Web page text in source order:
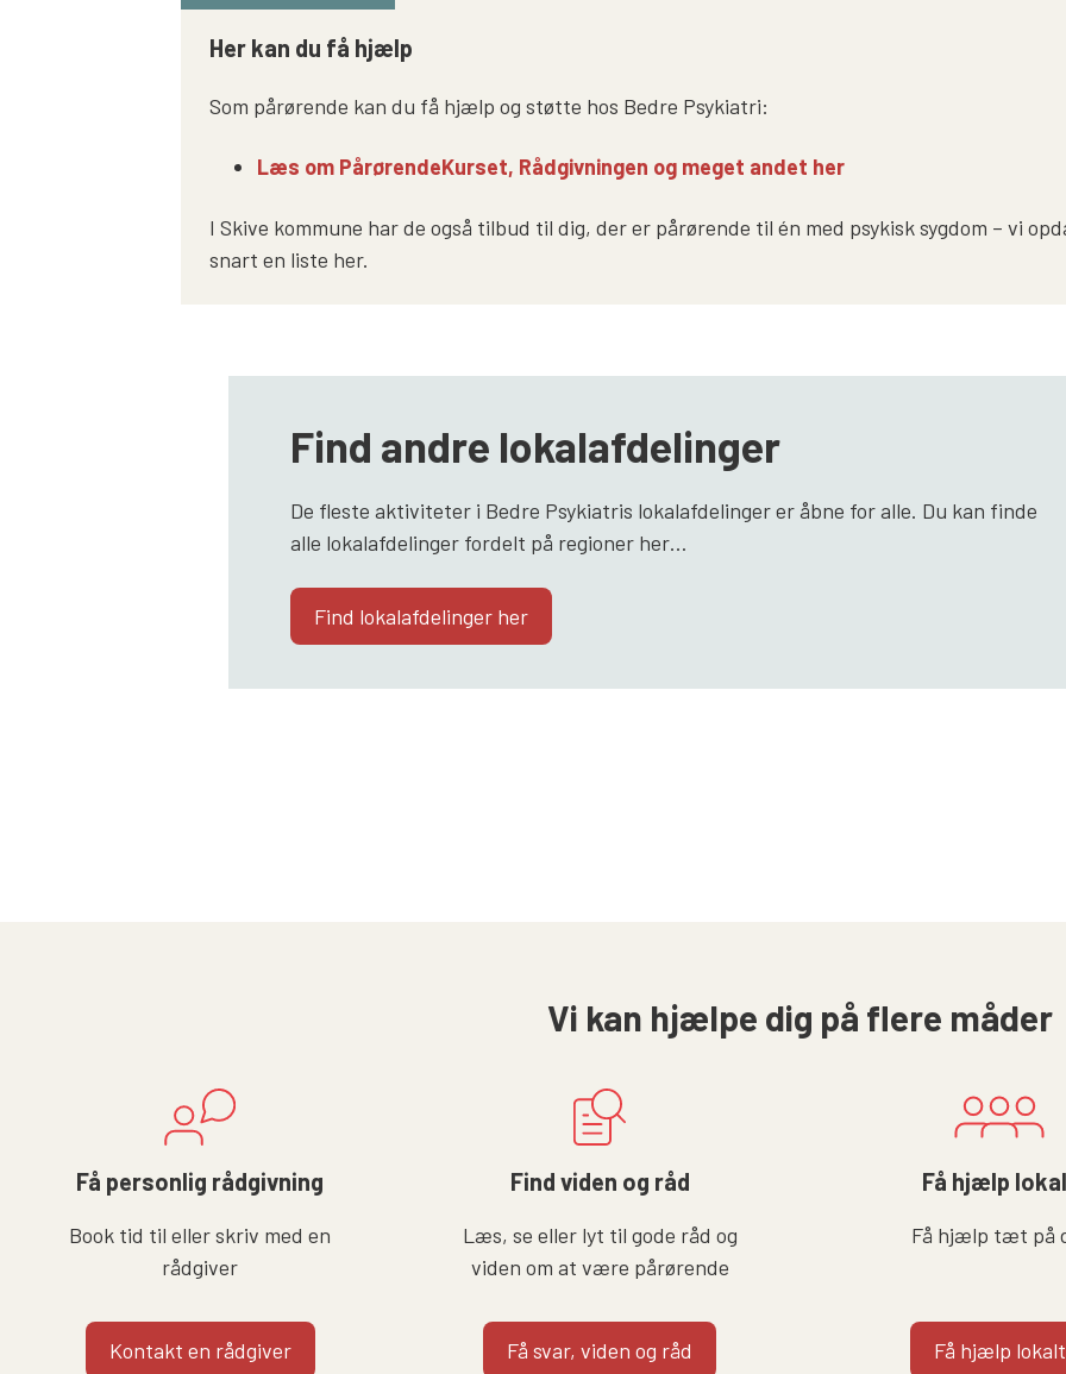
Her kan du få hjælp
Som pårørende kan du få hjælp og støtte hos Bedre Psykiatri:
Læs om PårørendeKurset, Rådgivningen og meget andet her
I Skive kommune har de også tilbud til dig, der er pårørende til én med psykisk sygdom – vi
snart en liste her.
Find andre lokalafdelinger
De fleste aktiviteter i Bedre Psykiatris lokalafdelinger er åbne for alle. Du kan finde
alle lokalafdelinger fordelt på regioner her…
Find lokalafdelinger her
Vi kan hjælpe dig på flere måder
Få personlig rådgivning
Book tid til eller skriv med en
rådgiver
Kontakt en rådgiver
Find viden og råd
Læs, se eller lyt til gode råd og
viden om at være pårørende
Få svar, viden og råd
Få hjælp
Få hjælp tæt på
Få hjælp lokalt